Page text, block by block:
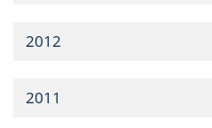
2012
2011